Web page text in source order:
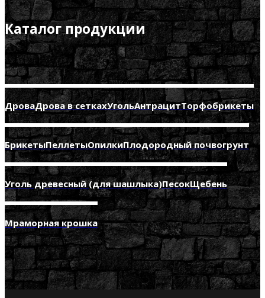
Каталог продукции
ДроваДрова в сеткахУгольАнтрацитТорфобрикеты
БрикетыПеллетыОпилкиПлодородный почвогрунт
Уголь древесный (для шашлыка)ПесокЩебень
Мраморная крошка